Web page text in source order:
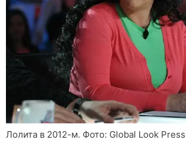
Лолита в 2012-м. Фото: Global Look Press